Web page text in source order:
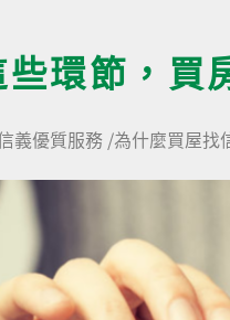
環節，買
義優質服務 /為什麼買屋找